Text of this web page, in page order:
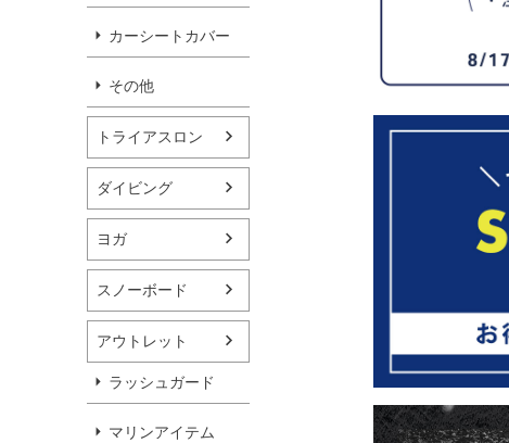
カーシートカバー
その他
トライアスロン
ダイビング
ヨガ
スノーボード
アウトレット
ラッシュガード
マリンアイテム